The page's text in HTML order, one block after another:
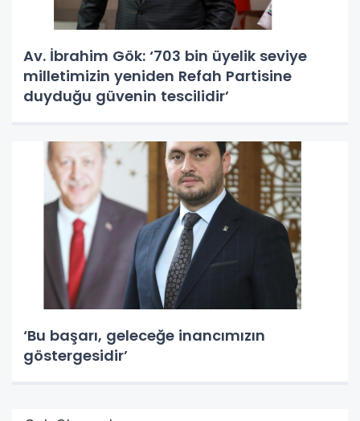
Av. İbrahim Gök: ‘703 bin üyelik seviye
milletimizin yeniden Refah Partisine
duyduğu güvenin tescilidir’
‘Bu başarı, geleceğe inancımızın
göstergesidir’